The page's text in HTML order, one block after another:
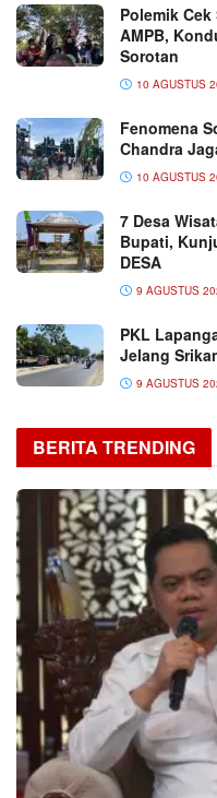
Polemik
AMPB,
Sorotan
10 AGUSTUS
Fenomena
Chandra
10 AGUSTUS
7 Desa
Bupati,
DESA
9 AGUSTUS
PKL
Jelang
9 AGUSTUS
BERITA TRENDING